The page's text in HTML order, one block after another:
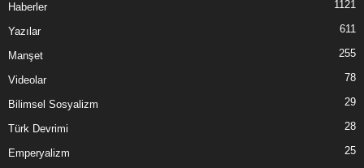
Haberler 1121
Yazılar 611
Manşet 255
Videolar 78
Bilimsel Sosyalizm 29
Türk Devrimi 28
Emperyalizm 25